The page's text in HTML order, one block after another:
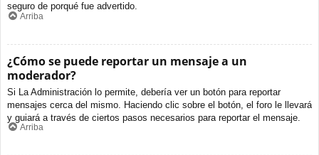
seguro de porqué fue advertido.
Arriba
¿Cómo se puede reportar un mensaje a un
moderador?
Si La Administración lo permite, debería ver un botón para reportar
mensajes cerca del mismo. Haciendo clic sobre el botón, el foro le llevará
y guiará a través de ciertos pasos necesarios para reportar el mensaje.
Arriba